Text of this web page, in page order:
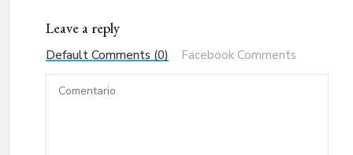
Leave a reply
Default Comments (0) Facebook Comments